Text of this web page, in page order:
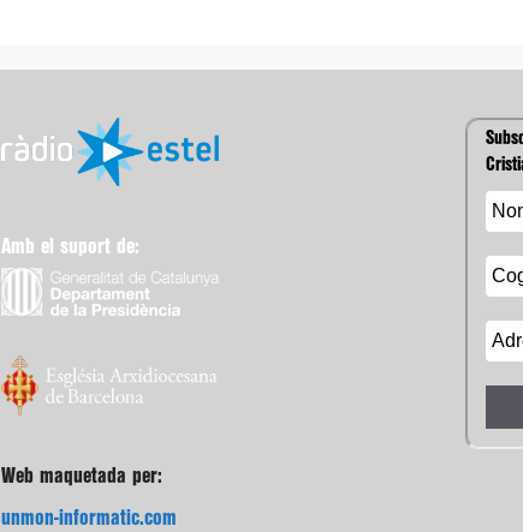
Amb el suport de:
Web maquetada per:
unmon-informatic.com